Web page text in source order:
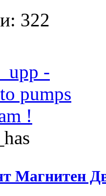
322
Магнитен